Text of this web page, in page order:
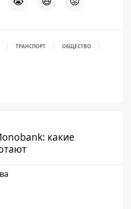
ТРАНСПОРТ
ОБЩЕСТВО
какие